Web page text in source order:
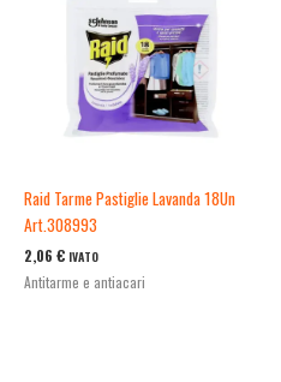
Raid Tarme Pastiglie Lavanda 18Un
Art.308993
2,06 € IVATO
Antitarme e antiacari